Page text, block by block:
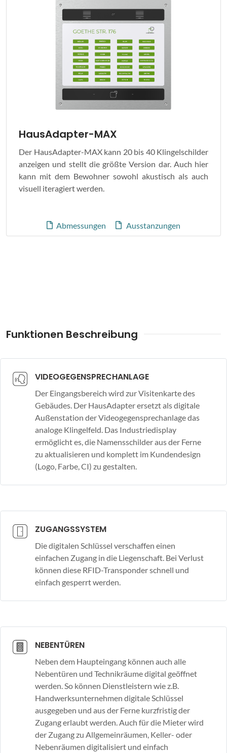
HausAdapter-MAX
Der HausAdapter-MAX kann 20 bis 40 Klingelschilder
anzeigen und stellt die größte Version dar. Auch hier
kann mit dem Bewohner sowohl akustisch als auch
visuell iteragiert werden.
Abmessungen Ausstanzungen
Funktionen Beschreibung
VIDEOGEGENSPRECHANLAGE
Der Eingangsbereich wird zur Visitenkarte des
Gebäudes. Der HausAdapter ersetzt als digitale
Außenstation der Videogegensprechanlage das
analoge Klingelfeld. Das Industriedisplay
ermöglicht es, die Namensschilder aus der Ferne
zu aktualisieren und komplett im Kundendesign
(Logo, Farbe, CI) zu gestalten.
ZUGANGSSYSTEM
Die digitalen Schlüssel verschaffen einen
einfachen Zugang in die Liegenschaft. Bei Verlust
können diese RFID-Transponder schnell und
einfach gesperrt werden.
NEBENTÜREN
Neben dem Haupteingang können auch alle
Nebentüren und Technikräume digital geöffnet
werden. So können Dienstleistern wie z.B.
Handwerksunternehmen digitale Schlüssel
ausgegeben und aus der Ferne kurzfristig der
Zugang erlaubt werden. Auch für die Mieter wird
der Zugang zu Allgemeinräumen, Keller- oder
Nebenräumen digitalisiert und einfach